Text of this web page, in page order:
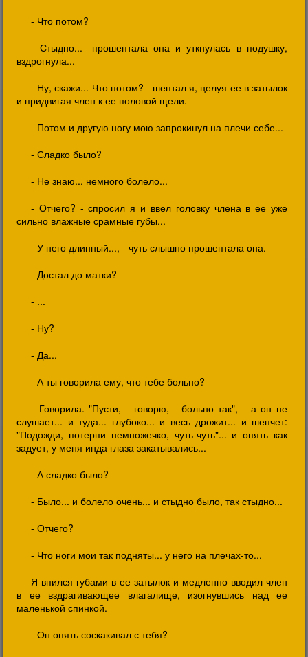
- Что потом?
- Стыдно...- прошептала она и уткнулась в подушку,
вздрогнула...
- Ну, скажи... Что потом? - шептал я, целуя ее в затылок
и придвигая член к ее половой щели.
- Потом и другую ногу мою запрокинул на плечи себе...
- Сладко было?
- Не знаю... немного болело...
- Отчего? - спросил я и ввел головку члена в ее уже
сильно влажные срамные губы...
- У него длинный..., - чуть слышно прошептала она.
- Достал до матки?
- ...
- Ну?
- Да...
- А ты говорила ему, что тебе больно?
- Говорила. "Пусти, - говорю, - больно так", - а он не
слушает... и туда... глубоко... и весь дрожит... и шепчет:
"Подожди, потерпи немножечко, чуть-чуть"... и опять как
задует, у меня инда глаза закатывались...
- А сладко было?
- Было... и болело очень... и стыдно было, так стыдно...
- Отчего?
- Что ноги мои так подняты... у него на плечах-то...
Я впился губами в ее затылок и медленно вводил член
в ее вздрагивающее влагалище, изогнувшись над ее
маленькой спинкой.
- Он опять соскакивал с тебя?